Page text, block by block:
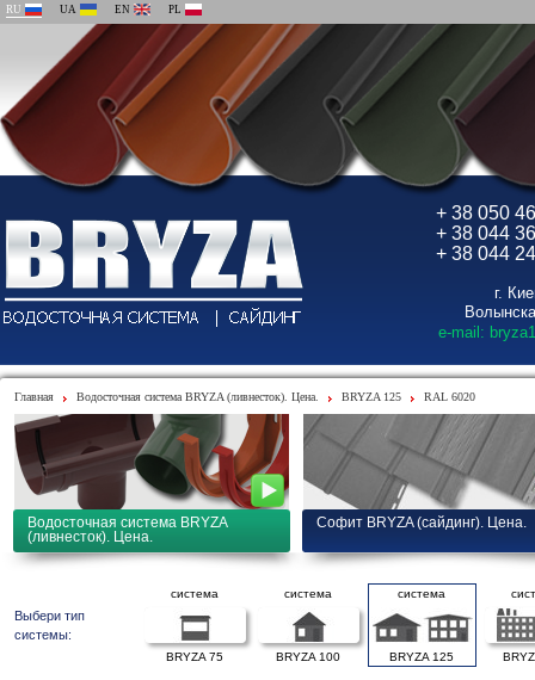
RU UA EN PL
+ 38 050
+ 38 044
+ 38 044
г.
e-mail:
Главная Водосточная система BRYZA (ливнесток). Цена. BRYZA 125 RAL 6020
Водосточная система BRYZA
(ливнесток). Цена.
Софит BRYZA (сайдинг). Цена.
Выбери тип
системы:
система
BRYZA 75
система
BRYZA 100
система
BRYZA 125